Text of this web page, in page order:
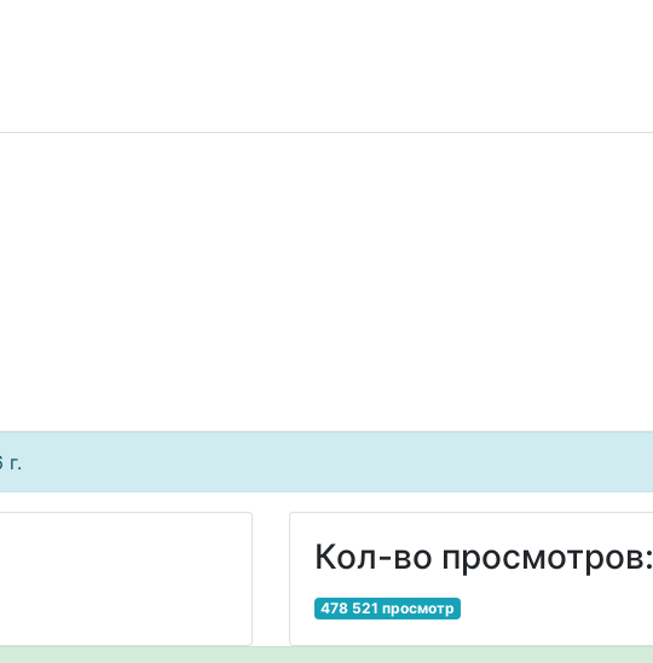
Кол-во просмотров:
478 521 просмотр